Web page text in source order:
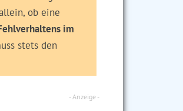
eine
ob eine